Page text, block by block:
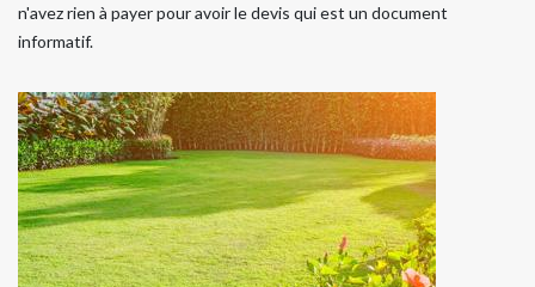
n'avez rien à payer pour avoir le devis qui est un document
informatif.